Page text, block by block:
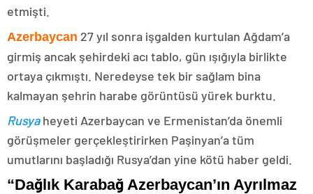
etmişti.
Azerbaycan 27 yıl sonra işgalden kurtulan Ağdam’a
girmiş ancak şehirdeki acı tablo, gün ışığıyla birlikte
ortaya çıkmıştı. Neredeyse tek bir sağlam bina
kalmayan şehrin harabe görüntüsü yürek burktu.
Rusyaheyeti Azerbaycan ve Ermenistan’da önemli
görüşmeler gerçekleştirirken Paşinyan’a tüm
umutlarını başladığı Rusya’dan yine kötü haber geldi.
“Dağlık Karabağ Azerbaycan’ın Ayrılmaz